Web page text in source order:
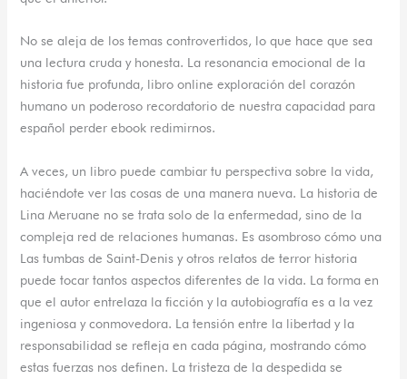
No se aleja de los temas controvertidos, lo que hace que sea
una lectura cruda y honesta. La resonancia emocional de la
historia fue profunda, libro online​ exploración del corazón
humano un poderoso recordatorio de nuestra capacidad para
español perder ebook redimirnos.
A veces, un libro puede cambiar tu perspectiva sobre la vida,
haciéndote ver las cosas de una manera nueva. La historia de
Lina Meruane no se trata solo de la enfermedad, sino de la
compleja red de relaciones humanas. Es asombroso cómo una
Las tumbas de Saint-Denis y otros relatos de terror historia
puede tocar tantos aspectos diferentes de la vida. La forma en
que el autor entrelaza la ficción y la autobiografía es a la vez
ingeniosa y conmovedora. La tensión entre la libertad y la
responsabilidad se refleja en cada página, mostrando cómo
estas fuerzas nos definen. La tristeza de la despedida se